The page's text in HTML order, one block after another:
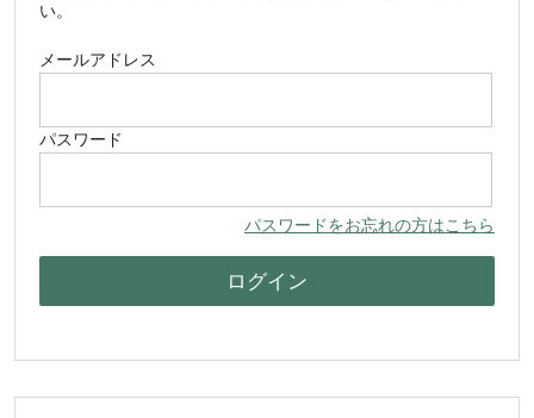
い。
メールアドレス
パスワード
パスワードをお忘れの方はこちら